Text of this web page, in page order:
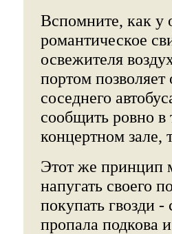
Вспомните, как у
романтическое
освежителя
портом
соседнего
сообщить ровно в
концертном зале,
Этот же принцип
напугать своего
покупать гвозди
пропала подкова